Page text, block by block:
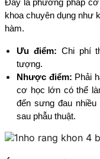
Đây là phương pháp
khoa chuyên dụng như
hàm.
Ưu điểm: Chi phí
tượng.
Nhược điểm: Phải
cơ học lớn có thể
đến sưng đau
sau phẫu thuật.